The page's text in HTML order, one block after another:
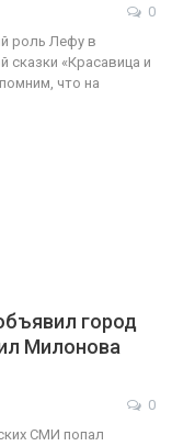
0
роль Лефу в
сказки «Красавица и
что на
город
Милонова
0
СМИ попал